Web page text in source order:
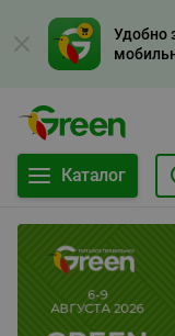
Удобно
Каталог